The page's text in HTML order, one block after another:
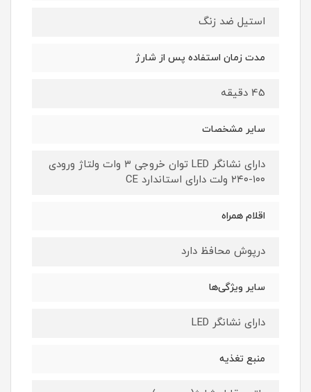
استیل ضد زنگ
مدت زمان استفاده پس از شارژ
45 دقیقه
سایر مشخصات
دارای نشانگر LED توان خروجی ۳ وات ولتاژ ورودی
۱۰۰-۲۴۰ ولت دارای استاندارد CE
اقلام همراه
درپوش محافظ دارد
سایر ویژگی‌ها
دارای نشانگر LED
منبع تغذیه